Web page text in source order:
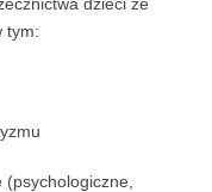
dzieci ze
tym: